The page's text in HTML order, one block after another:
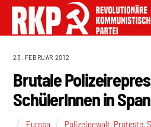
23. FEBRUAR 2012
Brutale
SchülerInnen in
Europa Polizeigewalt, Proteste,